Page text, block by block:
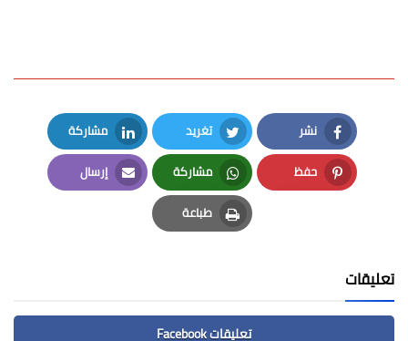
نشر
Facebook
تغريد
Twitter
مشاركة
LinkedIn
حفظ
Pinterest
مشاركة
Whatsapp
إرسال
Email
طباعة
Print
تعليقات
تعليقات Facebook